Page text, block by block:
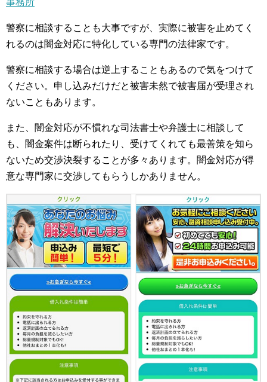
事務所
警察に相談することも大事ですが、実際に被害を止めてく
れるのは闇金対応に特化している専門の法律家です。
警察に相談する場合は逆上することもあるので気をつけて
ください。申し込みだけだと被害未然で被害届が受理され
ないこともあります。
また、闇金対応が不慣れな司法書士や弁護士に相談して
も、闇金案件は断られたり、受けてくれても最善策を知ら
ないため交渉決裂することが多々あります。闇金対応が得
意な専門家に交渉してもらうしかありません。